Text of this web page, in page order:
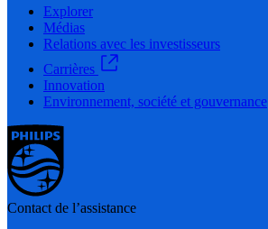
Explorer
Médias
Relations avec les investisseurs
Carrières
Innovation
Environnement, société et gouvernance
Contact de l’assistance